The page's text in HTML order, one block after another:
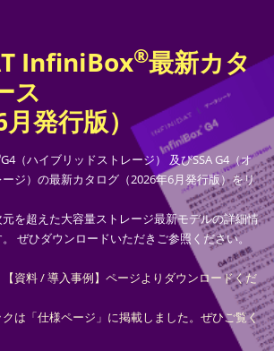
InfiniBox®最新カタ
ス
月発行版）
G4（ハイブリッドストレージ） 及びSSA G4（オ
ジ）の最新カタログ（2026年6月発行版）をリ
を超えた大容量ストレージ最新モデルの詳細情
ぜひダウンロードいただきご参照ください。
資料 / 導入事例】ページよりダウンロードくだ
は「仕様ページ」に掲載しました。ぜひご覧く